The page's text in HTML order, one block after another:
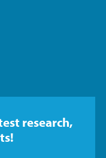
research,